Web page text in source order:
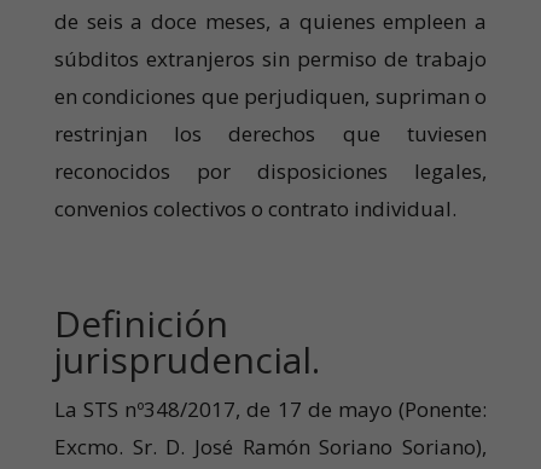
de seis a doce meses, a quienes empleen a
súbditos extranjeros sin permiso de trabajo
en condiciones que perjudiquen, supriman o
restrinjan los derechos que tuviesen
reconocidos por disposiciones legales,
convenios colectivos o contrato individual.
Definición
jurisprudencial.
La STS nº348/2017, de 17 de mayo (Ponente:
Excmo. Sr. D. José Ramón Soriano Soriano),